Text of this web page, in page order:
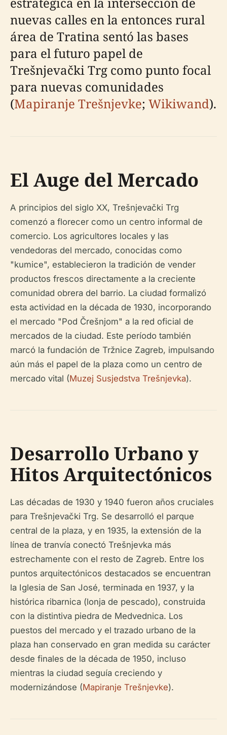
nuevas calles en la entonces rural
área de Tratina sentó las bases
para el futuro papel de
Trešnjevački Trg como punto focal
para nuevas comunidades
(Mapiranje Trešnjevke; Wikiwand).
El Auge del Mercado
A principios del siglo XX, Trešnjevački Trg
comenzó a florecer como un centro informal de
comercio. Los agricultores locales y las
vendedoras del mercado, conocidas como
"kumice", establecieron la tradición de vender
productos frescos directamente a la creciente
comunidad obrera del barrio. La ciudad formalizó
esta actividad en la década de 1930, incorporando
el mercado "Pod Črešnjom" a la red oficial de
mercados de la ciudad. Este período también
marcó la fundación de Tržnice Zagreb, impulsando
aún más el papel de la plaza como un centro de
mercado vital (Muzej Susjedstva Trešnjevka).
Desarrollo Urbano y
Hitos Arquitectónicos
Las décadas de 1930 y 1940 fueron años cruciales
para Trešnjevački Trg. Se desarrolló el parque
central de la plaza, y en 1935, la extensión de la
línea de tranvía conectó Trešnjevka más
estrechamente con el resto de Zagreb. Entre los
puntos arquitectónicos destacados se encuentran
la Iglesia de San José, terminada en 1937, y la
histórica ribarnica (lonja de pescado), construida
con la distintiva piedra de Medvednica. Los
puestos del mercado y el trazado urbano de la
plaza han conservado en gran medida su carácter
desde finales de la década de 1950, incluso
mientras la ciudad seguía creciendo y
modernizándose (Mapiranje Trešnjevke).